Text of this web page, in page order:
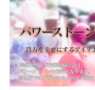
整体の仕事を始
お客様の体調不
が分かるようにな
霊視をして、豊
す。